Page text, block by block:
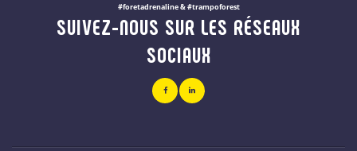
#foretadrenaline & #trampoforest
SUIVEZ-NOUS SUR LES RÉSEAUX
SOCIAUX